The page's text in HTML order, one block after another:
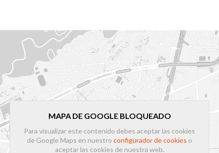
MAPA DE GOOGLE BLOQUEADO
Para visualizar este contenido debes aceptar las cookies
de Google Maps en nuestro configurador de cookies o
aceptar las cookies de nuestra web.